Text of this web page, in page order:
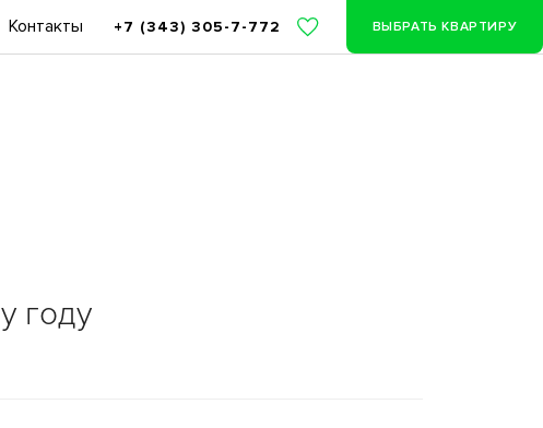
Контакты +7 (343) 305-7-772 ВЫБРАТЬ КВАРТИРУ
году